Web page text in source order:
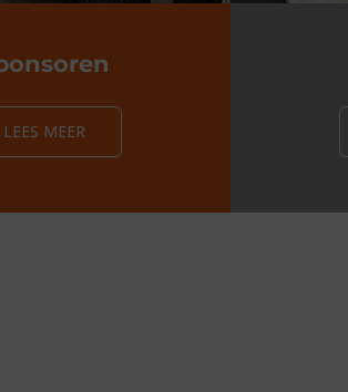
LEES MEER